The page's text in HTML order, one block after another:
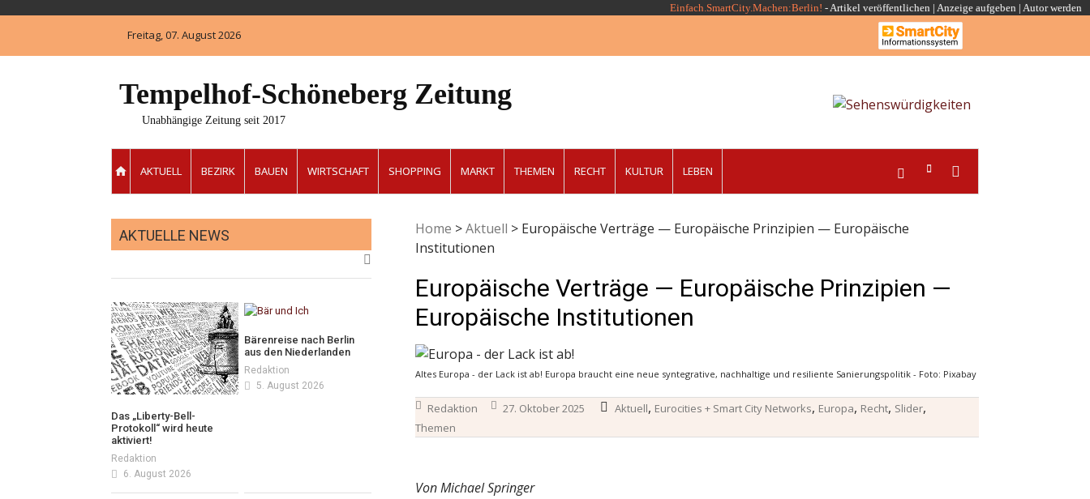
Einfach.SmartCity.Machen:Berlin! -Artikel veröffentlichen | Anzeige aufgeben | Autor werden
Freitag, 07. August 2026
Tempelhof-Schöneberg Zeitung
Unabhängige Zeitung seit 2017
AKTUELL BEZIRK BAUEN WIRTSCHAFT SHOPPING MARKT THEMEN RECHT KULTUR LEBEN
Home >Aktuell > Europäische Verträge — Europäische Prinzipien — Europäische
Institutionen
Europäische Verträge — Europäische Prinzipien —
Europäische Institutionen
Altes Europa - der Lack ist ab! Europa braucht eine neue syntegrative, nachhaltige und resiliente Sanierungspolitik - Foto: Pixabay
Redaktion 27. Oktober 2025 Aktuell, Eurocities + Smart City Networks, Europa, Recht, Slider,
Themen
Von Michael Springer
AKTUELLE NEWS
Das „Liberty-Bell-
Protokoll“ wird heute
aktiviert!
Redaktion
6. August 2026
Bärenreise nach Berlin
aus den Niederlanden
Redaktion
5. August 2026